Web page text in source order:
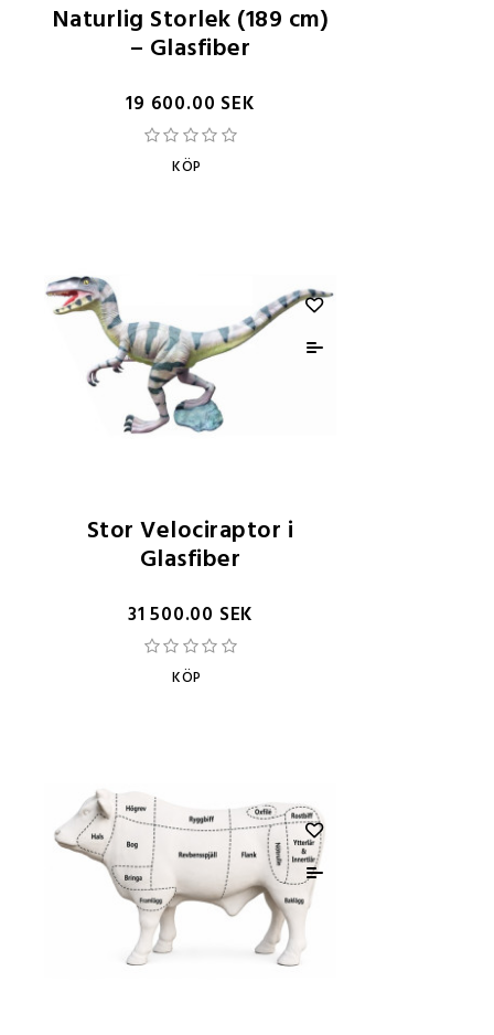
Naturlig Storlek (189 cm)
– Glasfiber
19 600.00 SEK
KÖP
Stor Velociraptor i
Glasfiber
31 500.00 SEK
KÖP